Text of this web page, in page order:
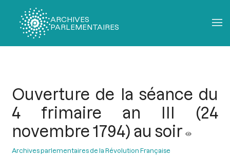
ARCHIVES
PARLEMENTAIRES
Ouverture de la séance du
4 frimaire an III (24
novembre 1794) au soir
Archives parlementaires de la Révolution Française